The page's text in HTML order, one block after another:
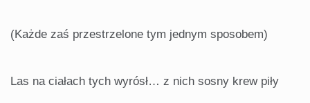
(Każde zaś przestrzelone tym jednym sposobem)
Las na ciałach tych wyrósł… z nich sosny krew piły